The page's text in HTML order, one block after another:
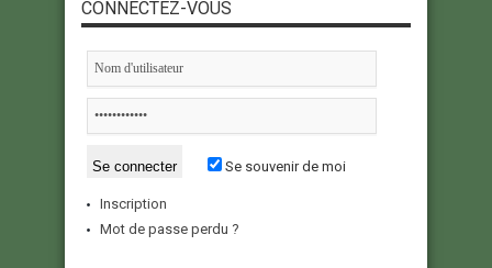
CONNECTEZ-VOUS
Se souvenir de moi
Inscription
Mot de passe perdu ?